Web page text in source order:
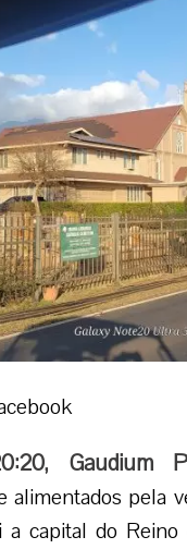
, Gaudium
pela
capital do